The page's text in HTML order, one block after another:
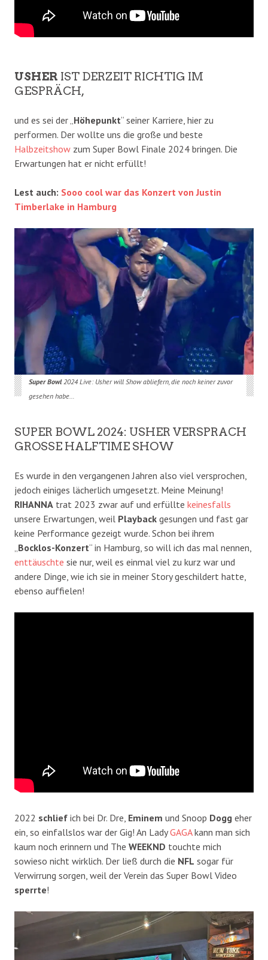
USHER IST DERZEIT RICHTIG IM
GESPRÄCH,
und es sei der „ Höhepunkt“ seiner Karriere, hier zu
performen. Der wollte uns die große und beste
Halbzeitshow zum Super Bowl Finale 2024 bringen. Die
Erwartungen hat er nicht erfüllt!
Lest auch: Sooo cool war das Konzert von Justin
Timberlake in Hamburg
Super Bowl2024 Live: Usher will Show abliefern, die noch keiner zuvor
gesehen habe…
SUPER BOWL 2024: USHER VERSPRACH
GROSSE HALFTIME SHOW
Es wurde in den vergangenen Jahren also viel versprochen,
jedoch einiges lächerlich umgesetzt. Meine Meinung!
RIHANNA trat 2023 zwar auf und erfüllte keinesfalls
unsere Erwartungen, weil Playback gesungen und fast gar
keine Performance gezeigt wurde. Schon bei ihrem
„Bocklos-Konzert“ in Hamburg, so will ich das mal nennen,
enttäuschte sie nur, weil es einmal viel zu kurz war und
andere Dinge, wie ich sie in meiner Story geschildert hatte,
ebenso auffielen!
2022 schlief ich bei Dr. Dre, Eminem und Snoop Dogg eher
ein, so einfallslos war der Gig! An LadyGAGAkann man sich
kaum noch erinnern und The WEEKND touchte mich
sowieso nicht wirklich. Der ließ durch die NFL sogar für
Verwirrung sorgen, weil der Verein das Super Bowl Video
sperrte!